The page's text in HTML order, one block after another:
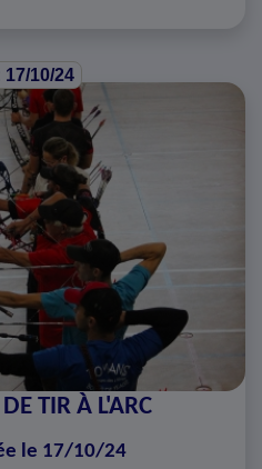
17/10/24
TIR À L'ARC
le 17/10/24